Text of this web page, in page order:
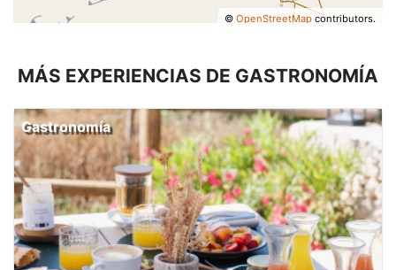
©OpenStreetMap contributors.
MÁS EXPERIENCIAS DE GASTRONOMÍA
Gastronomía